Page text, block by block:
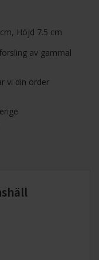
Höjd 7.5 cm
av gammal
vi din order